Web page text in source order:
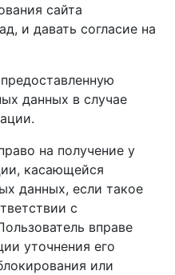
сайта
и давать согласие на
данных в случае
на получение у
касающейся
данных, если такое
с
вправе
уточнения его
или